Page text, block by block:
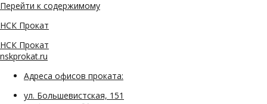
Перейти к содержимому
НСК Прокат
НСК Прокат
nskprokat.ru
Адреса офисов проката:
ул. Большевистская, 151